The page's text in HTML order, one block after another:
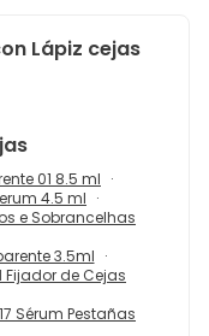
Lápiz cejas
01 8.5 ml
4.5 ml
e Sobrancelhas
3.5ml
Fijador de Cejas
Sérum Pestañas